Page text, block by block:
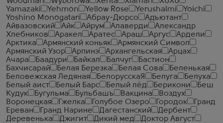
Yamazaki
Yehmon Yellow Rose Yerushalmi
Yoichi
Yoshino Monogatari
Абрау-Дюрсо
Адъютант
Айвазовский
Айк Айрум Алаверди
Александр
Хлебников
Аракел Аратес Араш Аргус
Ардели
Арктика
Армянский коньяк
Армянский Символ
Армянский Узор
Арпинэ Архангельская
Арцах
Ачара
Баадури Байкал Балчуг
Бастион
Бахчисарай
Белая Березка Белая Сова
Беленькая
Беловежская Ледяная
БелорусскаЯ Белуга
Белуха
Белый аист
Белый Барс Белый лёд Берикони
Беш
Кудук
Бугульма Бульбашъ Вакцина
Воздух
Воронецкая
Гжелка Голубое Озеро Городок
Гранд
Ереван
Гранд Нарине Дагестанский
Дербент
Деревенька
Джигит Дикий мед
Доктор Август